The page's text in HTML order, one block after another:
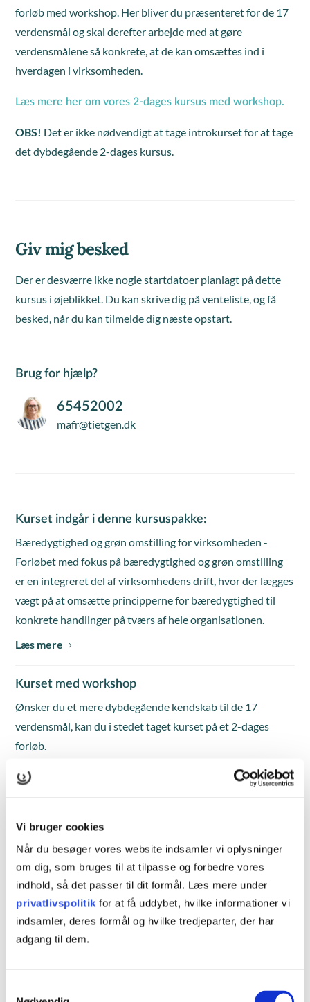
Vi bruger cookies
Når du besøger vores website indsamler vi oplysninger
om dig, som bruges til at tilpasse og forbedre vores
indhold, så det passer til dit formål. Læs mere under
privatlivspolitik for at få uddybet, hvilke informationer vi
indsamler, deres formål og hvilke tredjeparter, der har
adgang til dem.
forløb med workshop. Her bliver du præsenteret for de 17
verdensmål og skal derefter arbejde med at gøre
verdensmålene så konkrete, at de kan omsættes ind i
hverdagen i virksomheden.
Læs mere her om vores 2-dages kursus med workshop.
OBS! Det er ikke nødvendigt at tage introkurset for at tage
det dybdegående 2-dages kursus.
Giv mig besked
Der er desværre ikke nogle startdatoer planlagt på dette
kursus i øjeblikket. Du kan skrive dig på venteliste, og få
besked, når du kan tilmelde dig næste opstart.
Brug for hjælp?
65452002
mafr@tietgen.dk
Kurset indgår i denne kursuspakke:
Bæredygtighed og grøn omstilling for virksomheden -
Forløbet med fokus på bæredygtighed og grøn omstilling
er en integreret del af virksomhedens drift, hvor der lægges
vægt på at omsætte principperne for bæredygtighed til
konkrete handlinger på tværs af hele organisationen.
Læs mere
Kurset med workshop
Ønsker du et mere dybdegående kendskab til de 17
verdensmål, kan du i stedet taget kurset på et 2-dages
forløb.
Læs mere her
Kursusinformationer
VARIGHED
1 dag